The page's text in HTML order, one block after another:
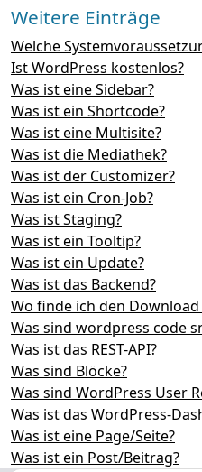
Weitere Einträge
Welche
Ist WordPress kostenlos?
Was ist eine Sidebar?
Was ist ein Shortcode?
Was ist eine Multisite?
Was ist die Mediathek?
Was ist der Customizer?
Was ist ein Cron-Job?
Was ist Staging?
Was ist ein Tooltip?
Was ist ein Update?
Was ist das Backend?
Wo finde ich den Download
Was sind wordpress code
Was ist das REST-API?
Was sind Blöcke?
Was sind WordPress User
Was ist das WordPress-
Was ist eine Page/Seite?
Was ist ein Post/Beitrag?